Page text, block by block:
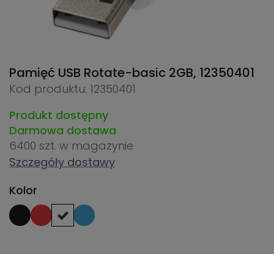
Pamięć USB Rotate-basic 2GB, 12350401
Kod produktu: 12350401
Produkt dostępny
Darmowa dostawa
6400 szt. w magazynie
Szczegóły dostawy
Kolor